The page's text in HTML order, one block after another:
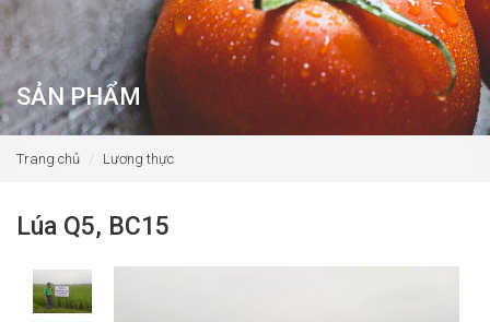
SẢN PHẨM
Trang chủ Lương thực
Lúa Q5, BC15